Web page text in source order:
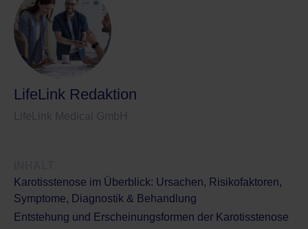
LifeLink Redaktion
Karotisstenose im Überblick: Ursachen, Risikofaktoren,
Symptome, Diagnostik & Behandlung
Entstehung und Erscheinungsformen der Karotisstenose